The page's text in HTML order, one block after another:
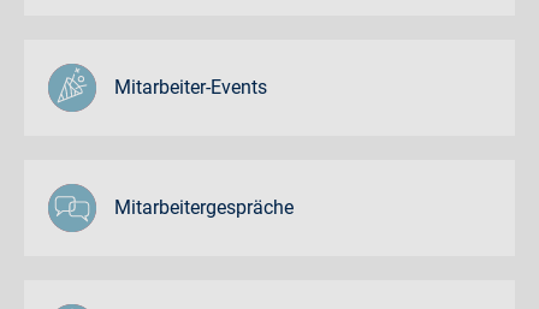
Mitarbeiter-Events
Mitarbeitergespräche